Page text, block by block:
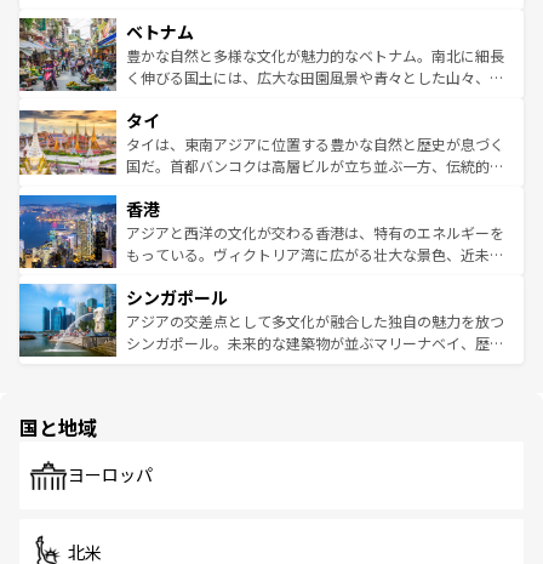
参照してほしい。
容にもいいと評判のスイーツなど、バラエティ豊かな料理
が味わえる。 なお、新着の台湾情報は コンテンツ一覧を参
照してほしい。
き、地方に足を延ばせば四季折々の自然美を楽しむことが
できる。そして、キムチや焼肉、絶品のストリートフード
まで、さまざまな韓国料理が待っている。夜には、韓国な
リティに包まれながら、韓国の多彩な魅力を心ゆくまで味
わってみてほしい。 なお、新着の韓国情報はコンテンツ一
覧を参照してほしい。
ベトナム
豊かな自然と多様な文化が魅力的なベトナム。南北に細長
く伸びる国土には、広大な田園風景や青々とした山々、世
急速な発展と共に伝統が息づく。ハノイの古い町並みやホ
ーチミン市のフランス統治時代の建物も、独特の雰囲気を
醸し出している。また、バラエティの豊かさとおいしさで
とつ。フォーやバインミー、ベトナムコーヒーなどは、ぜ
ひ現地で味わいたい。どの地域を訪れてもあたたかい人々
が旅行者を迎えてくれるので、きっと忘れられない旅にな
参照してほしい。
タイ
タイは、東南アジアに位置する豊かな自然と歴史が息づく
国だ。首都バンコクは高層ビルが立ち並ぶ一方、伝統的な
の活気が交差している。北部ではチェンマイなどの山岳地
帯で自然と触れ合い、南部ではプーケットやクラビの美し
いビーチでリゾート気分を楽しむことができる。タイ料理
激する。気候は一年中温暖で、どの季節にも異なる楽しみ
が待っている。親しみやすいタイの人々、仏教を中心とし
た文化、そして多様な観光資源が、訪れる旅人を魅了し続
香港
アジアと西洋の文化が交わる香港は、特有のエネルギーを
もっている。ヴィクトリア湾に広がる壮大な景色、近未来
み、どこを訪れても感動するはず。観光スポットが密集し
ており、効率よく見どころを回れるのも魅力。息をのむよ
うな絶景から文化的な体験まで、香港を存分に楽しみ尽く
シンガポール
アジアの交差点として多文化が融合した独自の魅力を放つ
シンガポール。未来的な建築物が並ぶマリーナベイ、歴史
で、ホーカーズは地元の風情を楽しめる外せないスポット
国と地域
ヨーロッパ
北米